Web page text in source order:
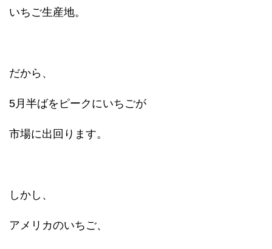
いちご生産地。
だから、
5月半ばをピークにいちごが
市場に出回ります。
しかし、
アメリカのいちご、